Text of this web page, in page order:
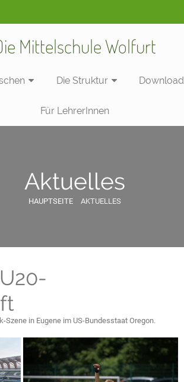
Mittelschule Wolfurt
Die Struktur Download
Für LehrerInnen
Aktuelles
HAUPTSEITE AKTUELLES
in Eugene im US-Bundesstaat Oregon.